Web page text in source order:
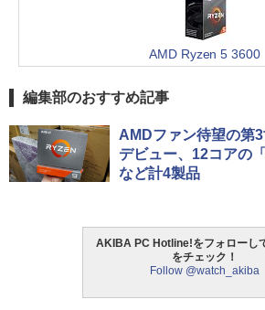
AMD Ryzen 5 3600
編集部のおすすめ記事
AMDファン待望の第
デビュー、12コアの
など計4製品
AKIBA PC Hotline!をフォローし
をチェック！
Follow @watch_akiba